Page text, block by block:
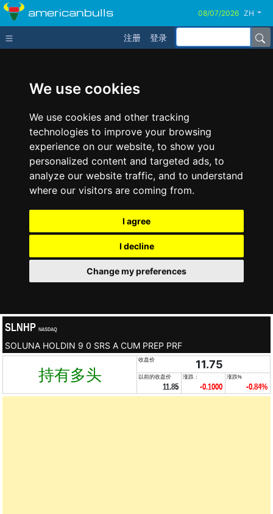
We use cookies
We use cookies and other tracking
technologies to improve your browsing
experience on our website, to show you
personalized content and targeted ads, to
analyze our website traffic, and to understand
where our visitors are coming from.
I agree
I decline
Change my preferences
americanbulls ZH
注册 登录
SLNHP NASDAQ
SOLUNA HOLDIN 9 0 SRS A CUM PREP PRF
持有多头
收盘价 11.75
以前的收盘价
11.85
涨跌：
-0.1000
涨跌%
-0.84%